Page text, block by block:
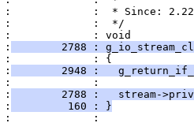
:             :  * Since: 2.22
:             :  */
: void
:
2788 :
: {
:
2948 :
:             :
:
2788 :   stream-
:
         160 : }
:             :